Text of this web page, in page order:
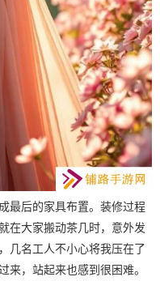
最后的家具布置。装修过程
在大家搬动茶几时，意外发
几名工人不小心将我压在了
，站起来也感到很困难。